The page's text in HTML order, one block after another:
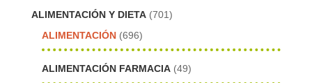
ALIMENTACIÓN Y DIETA (701)
ALIMENTACIÓN (696)
ALIMENTACIÓN FARMACIA (49)